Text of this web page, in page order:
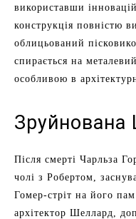
використавши
конструкція повністю
облицьований
спирається на
особливою в
Зруйнована
Після смерті Чарльза
чолі з Робертом,
Гомер-стріт на його
архітектор Шеллард,